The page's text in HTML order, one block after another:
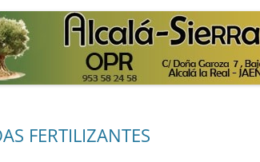
QUE HACEMOS
COMO ASOCIARSE
INTEGRADA
COMO HACER PRODUCCION
INTEGRADA
FERTILIZANTES